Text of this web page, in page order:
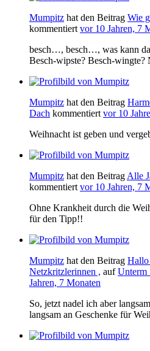
Mumpitz hat den Beitrag Wie
kommentiert vor 10 Jahren, 7
besch…, besch…, was kann
Besch-wipste? Besch-wingte?
Mumpitz hat den Beitrag
Dach kommentiert vor 10
Weihnacht ist geben und
Mumpitz hat den Beitrag Alle
kommentiert vor 10 Jahren, 7
Ohne Krankheit durch die
für den Tipp!!
Mumpitz hat den Beitrag Hallo
Netzkritzlerinnen , aufUnterm
Jahren, 7 Monaten
So, jetzt nadel ich aber
langsam an Geschenke für